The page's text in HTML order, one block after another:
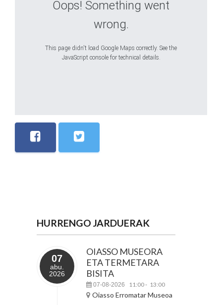
Oops! Something went
wrong.
This page didn't load Google Maps correctly. See the
JavaScript console for technical details.
HURRENGO JARDUERAK
07
abu.
2026
OIASSO MUSEORA
ETA TERMETARA
BISITA
07-08-2026 11:00- 13:00
Oiasso Erromatar Museoa